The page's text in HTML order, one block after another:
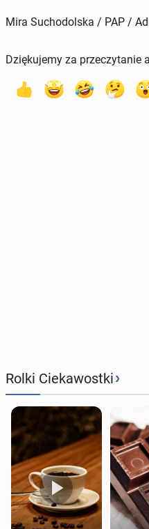
Mira Suchodolska / PAP /
Dziękujemy za przeczytanie
Rolki Ciekawostki›